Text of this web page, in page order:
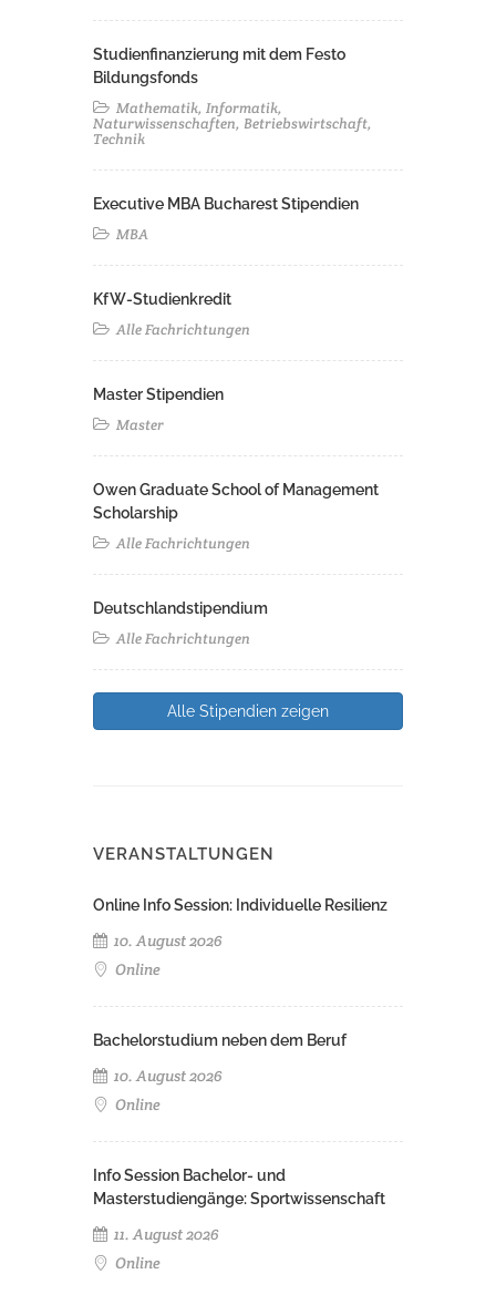
Studienfinanzierung mit dem Festo
Bildungsfonds
Mathematik, Informatik,
Naturwissenschaften, Betriebswirtschaft,
Technik
Executive MBA Bucharest Stipendien
MBA
KfW-Studienkredit
Alle Fachrichtungen
Master Stipendien
Master
Owen Graduate School of Management
Scholarship
Alle Fachrichtungen
Deutschlandstipendium
Alle Fachrichtungen
Alle Stipendien zeigen
VERANSTALTUNGEN
Online Info Session: Individuelle Resilienz
10. August 2026
Online
Bachelorstudium neben dem Beruf
10. August 2026
Online
Info Session Bachelor- und
Masterstudiengänge: Sportwissenschaft
11. August 2026
Online